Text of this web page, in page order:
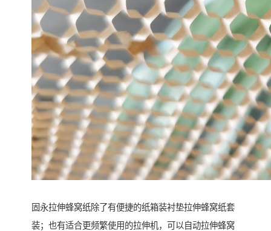
固永拉伸蜂窝纸除了有便捷的纸箱装衬垫拉伸蜂窝纸套
装；也有适合更频繁使用的拉伸机，可以自动拉伸蜂窝